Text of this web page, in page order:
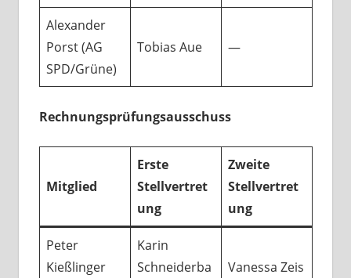
Alexander
Porst (AG
SPD/Grüne)
Tobias Aue —
Rechnungsprüfungsausschuss
Mitglied
Erste
Stellvertret
ung
Zweite
Stellvertret
ung
Peter
Kießlinger
Karin
Schneiderba
Vanessa Zeis